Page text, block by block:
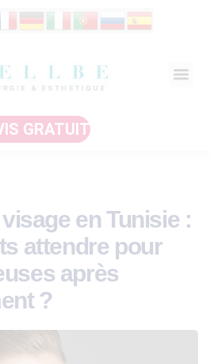
GRATUIT
en Tunisie :
attendre pour
après
?